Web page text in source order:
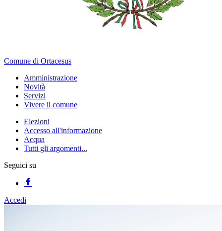
Comune di Ortacesus
Amministrazione
Novità
Servizi
Vivere il comune
Elezioni
Accesso all'informazione
Acqua
Tutti gli argomenti...
Seguici su
Accedi